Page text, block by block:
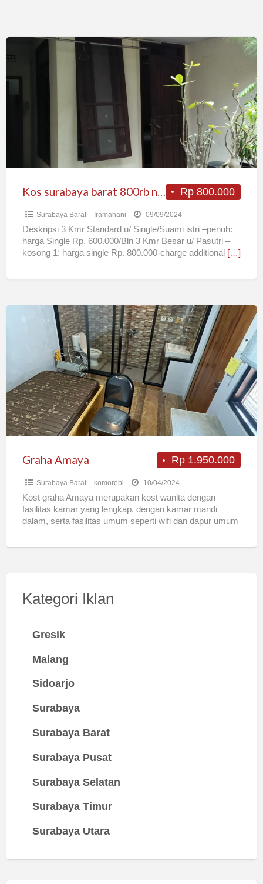
surabaya
barat
Rp 800.000
Kos surabaya barat 800rb non Ac uk.3x7mt furnished
Surabaya Barat Iramahani 09/09/2024
Deskripsi 3 Kmr Standard u/ Single/Suami istri –penuh:
harga Single Rp. 600.000/Bln 3 Kmr Besar u/ Pasutri –
kosong 1: harga single Rp. 800.000-charge additional […]
Rp 1.950.000
Graha Amaya
Surabaya Barat komorebi 10/04/2024
Kost graha Amaya merupakan kost wanita dengan
fasilitas kamar yang lengkap, dengan kamar mandi
dalam, serta fasilitas umum seperti wifi dan dapur umum
Kategori Iklan
Gresik
Malang
Sidoarjo
Surabaya
Surabaya Barat
Surabaya Pusat
Surabaya Selatan
Surabaya Timur
Surabaya Utara